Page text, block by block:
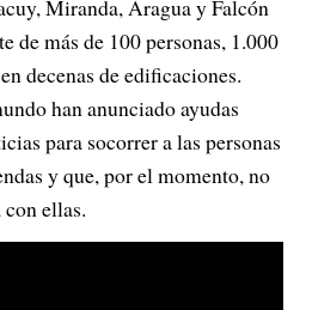
Miranda, Aragua y Falcón
de más de 100 personas, 1.000
decenas de edificaciones.
han anunciado ayudas
para socorrer a las personas
y que, por el momento, no
ellas.